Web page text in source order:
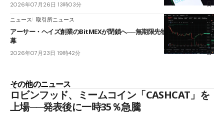
2026年07月26日 13時03分
ニュース 取引所ニュース
アーサー・ヘイズ創業のBitMEXが閉鎖へ──無期限先物を生んだ11年に
幕
2026年07月23日 19時42分
その他のニュース
ロビンフッド、ミームコイン「CASHCAT」を
上場──発表後に一時35％急騰